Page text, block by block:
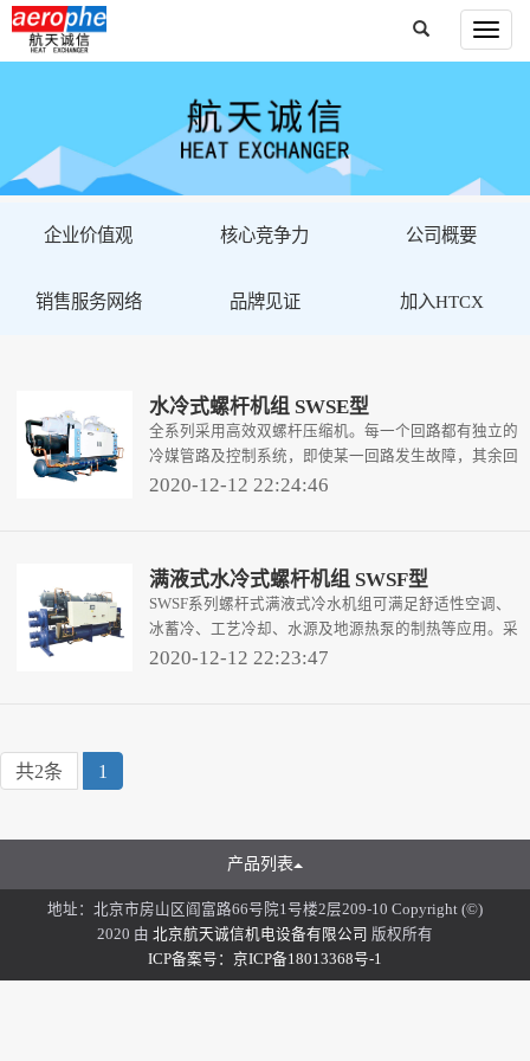
企业价值观 核心竞争力 公司概要
销售服务网络 品牌见证 加入HTCX
水冷式螺杆机组 SWSE型
全系列采用高效双螺杆压缩机。每一个回路都有独立的
冷媒管路及控制系统，即使某一回路发生故障，其余回
路仍可正常运转，确保使用的连续可靠性。
2020-12-12 22:24:46
满液式水冷式螺杆机组 SWSF型
SWSF系列螺杆式满液式冷水机组可满足舒适性空调、
冰蓄冷、工艺冷却、水源及地源热泵的制热等应用。采
用环保制冷剂HFC-134a、高效螺杆压缩机、新一代SIC
2020-12-12 22:23:47
共2条 1
产品列表
地址：北京市房山区阎富路66号院1号楼2层209-10 Copyright (©)
2020 由 北京航天诚信机电设备有限公司 版权所有
ICP备案号：京ICP备18013368号-1